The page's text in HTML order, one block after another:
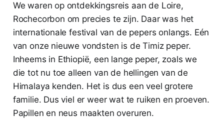
We waren op ontdekkingsreis aan de Loire,
Rochecorbon om precies te zijn. Daar was het
internationale festival van de pepers onlangs. Eén
van onze nieuwe vondsten is de Timiz peper.
Inheems in Ethiopië, een lange peper, zoals we
die tot nu toe alleen van de hellingen van de
Himalaya kenden. Het is dus een veel grotere
familie. Dus viel er weer wat te ruiken en proeven.
Papillen en neus maakten overuren.